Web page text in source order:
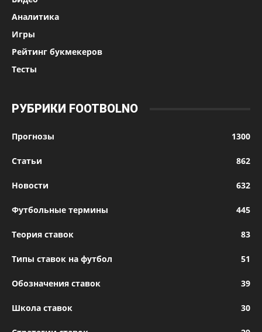
Аналитика
Игры
Рейтинг букмекеров
Тесты
РУБРИКИ FOOTBOLNO
Прогнозы 1300
Статьи 862
Новости 632
Футбольные термины 445
Теория ставок 83
Типы ставок на футбол 51
Обозначения ставок 39
Школа ставок 30